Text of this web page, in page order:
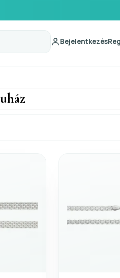
Bejelentkezés